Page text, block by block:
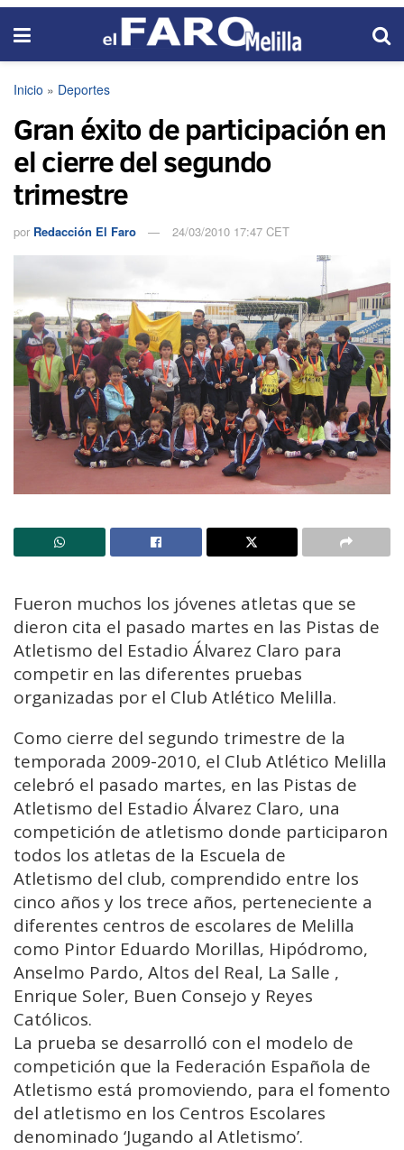
Inicio » Deportes
Gran éxito de participación en
el cierre del segundo
trimestre
por Redacción El Faro 24/03/2010 17:47 CET
Fueron muchos los jóvenes atletas que se
dieron cita el pasado martes en las Pistas de
Atletismo del Estadio Álvarez Claro para
competir en las diferentes pruebas
organizadas por el Club Atlético Melilla.
Como cierre del segundo trimestre de la
temporada 2009-2010, el Club Atlético Melilla
celebró el pasado martes, en las Pistas de
Atletismo del Estadio Álvarez Claro, una
competición de atletismo donde participaron
todos los atletas de la Escuela de
Atletismo del club, comprendido entre los
cinco años y los trece años, perteneciente a
diferentes centros de escolares de Melilla
como Pintor Eduardo Morillas, Hipódromo,
Anselmo Pardo, Altos del Real, La Salle ,
Enrique Soler, Buen Consejo y Reyes
Católicos.
La prueba se desarrolló con el modelo de
competición que la Federación Española de
Atletismo está promoviendo, para el fomento
del atletismo en los Centros Escolares
denominado ‘Jugando al Atletismo’.